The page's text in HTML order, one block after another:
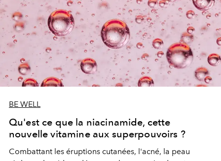
BE WELL
Qu'est ce que la niacinamide, cette
nouvelle vitamine aux superpouvoirs ?
Combattant les éruptions cutanées, l'acné, la peau